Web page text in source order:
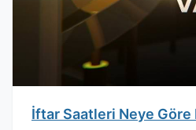
İftar Saatleri Neye